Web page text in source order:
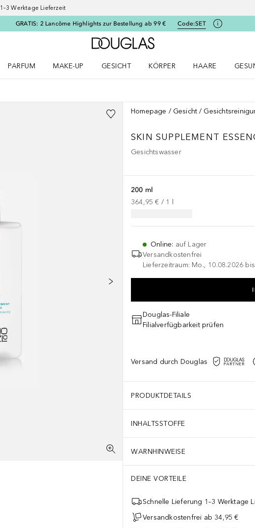
1–3 Werktage Lieferzeit
GRATIS: 2 Lancôme Highlights zur Bestellung ab 99 € Code:SET
Zur Douglas Startseite
PARFUM
MAKE-UP
GESICHT
KÖRPER
HAARE
Homepage Gesicht
SKIN SUPPLEMENT
Gesichtswasser
200 ml
364,95 € / 1
Online: auf Lager
Versandkostenfrei
Lieferzeitraum: Mo., 10.08.2026
Douglas-Filiale
Filialverfügbarkeit prüfen
Versand durch Douglas
PRODUKTDETAILS
INHALTSSTOFFE
WARNHINWEISE
DEINE VORTEILE
Schnelle Lieferung 1–3 Werktage
Versandkostenfrei ab 34,95 €